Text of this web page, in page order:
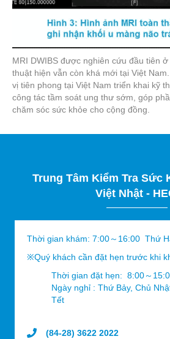
MRI DWIBS được nghiên cứu đầu tiên
thuật hiện vẫn còn khá mới tại Việt
vị tiên phong tại Việt Nam triển khai kỹ
công tác tầm soát ung thư sớm, góp
chăm sóc sức khỏe cho cộng đồng.
Trung Tâm Kiểm Tra Sức
Việt Nhật -
Thời gian khám: 7:00～16:00 Thứ
※Quý khách cần đặt hẹn trước khi
Thời gian đặt hẹn: 8:00～
Ngày nghỉ : Thứ Bảy, Chủ
Tết
(84-28) 3622 2022